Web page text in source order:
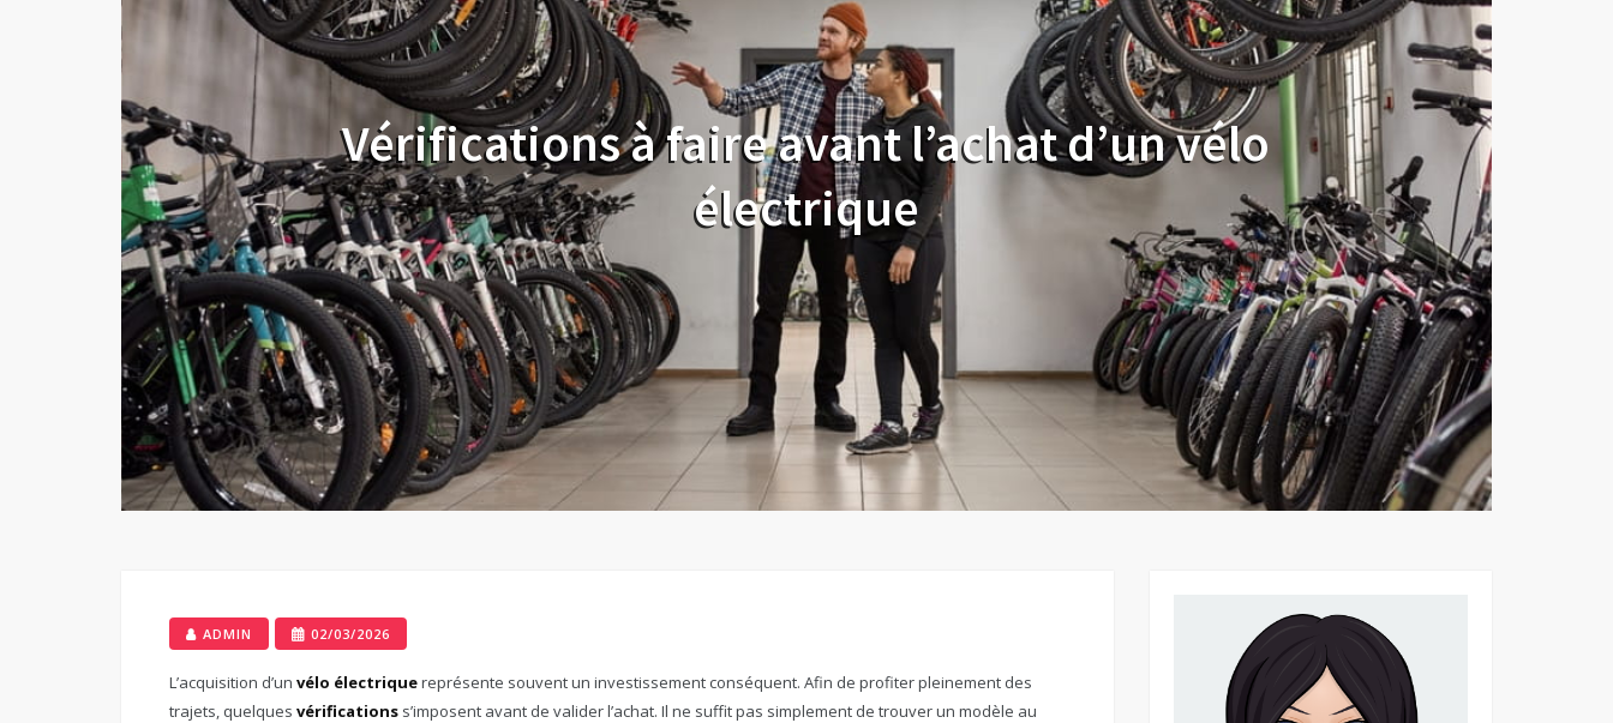
Vérifications à faire avant l’achat d’un vélo
électrique
ADMIN 02/03/2026
L’acquisition d’un vélo électriquereprésente souvent un investissement conséquent. Afin de profiter pleinement des
trajets, quelques vérificationss’imposent avant de valider l’achat. Il ne suffit pas simplement de trouver un modèle au